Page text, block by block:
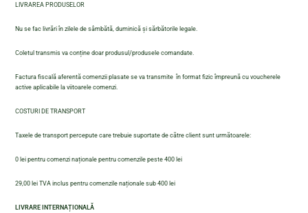
LIVRAREA PRODUSELOR
Nu se fac livrări în zilele de sâmbătă, duminică și sărbătorile legale.
Coletul transmis va conține doar produsul/produsele comandate.
Factura fiscală aferentă comenzii plasate se va transmite în format fizic împreună cu voucherele
active aplicabile la viitoarele comenzi.
COSTURI DE TRANSPORT
Taxele de transport percepute care trebuie suportate de către client sunt următoarele:
0 lei pentru comenzi naționale pentru comenzile peste 400 lei
29,00 lei TVA inclus pentru comenzile naționale sub 400 lei
LIVRARE INTERNAȚIONALĂ